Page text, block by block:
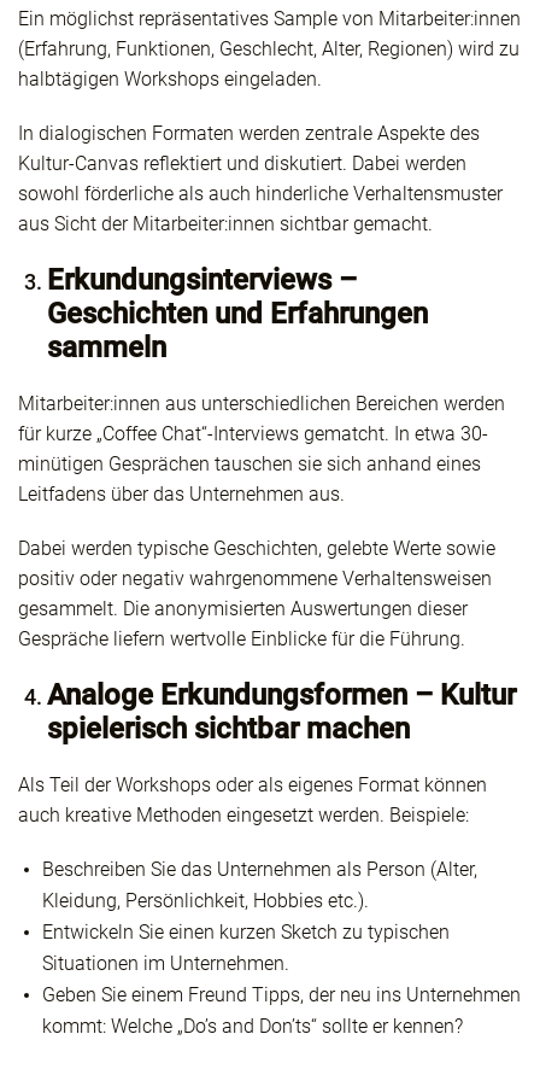
Ein möglichst repräsentatives Sample von Mitarbeiter:innen
(Erfahrung, Funktionen, Geschlecht, Alter, Regionen) wird zu
halbtägigen Workshops eingeladen.
In dialogischen Formaten werden zentrale Aspekte des
Kultur-Canvas reflektiert und diskutiert. Dabei werden
sowohl förderliche als auch hinderliche Verhaltensmuster
aus Sicht der Mitarbeiter:innen sichtbar gemacht.
Erkundungsinterviews –
Geschichten und Erfahrungen
sammeln
Mitarbeiter:innen aus unterschiedlichen Bereichen werden
für kurze „Coffee Chat“-Interviews gematcht. In etwa 30-
minütigen Gesprächen tauschen sie sich anhand eines
Leitfadens über das Unternehmen aus.
Dabei werden typische Geschichten, gelebte Werte sowie
positiv oder negativ wahrgenommene Verhaltensweisen
gesammelt. Die anonymisierten Auswertungen dieser
Gespräche liefern wertvolle Einblicke für die Führung.
Analoge Erkundungsformen – Kultur
spielerisch sichtbar machen
Als Teil der Workshops oder als eigenes Format können
auch kreative Methoden eingesetzt werden. Beispiele:
Beschreiben Sie das Unternehmen als Person (Alter,
Kleidung, Persönlichkeit, Hobbies etc.).
Entwickeln Sie einen kurzen Sketch zu typischen
Situationen im Unternehmen.
Geben Sie einem Freund Tipps, der neu ins Unternehmen
kommt: Welche „Do’s and Don’ts“ sollte er kennen?